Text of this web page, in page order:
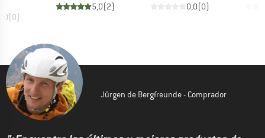
(0)
5,0(2) 0,0(0)
Jürgen de Bergfreunde - Comprador